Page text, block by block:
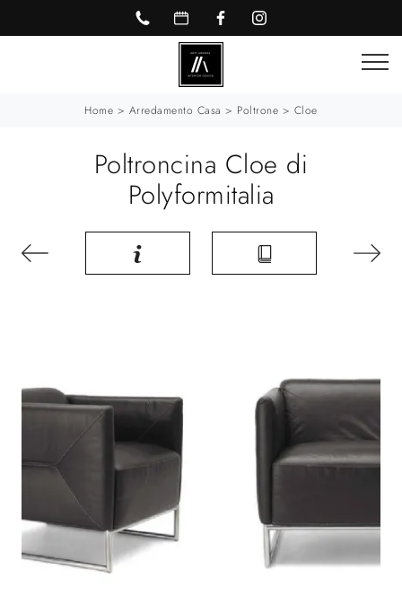
Home > Arredamento Casa > Poltrone > Cloe
Poltroncina Cloe di
Polyformitalia